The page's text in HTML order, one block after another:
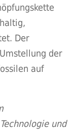
Der
der
auf
und